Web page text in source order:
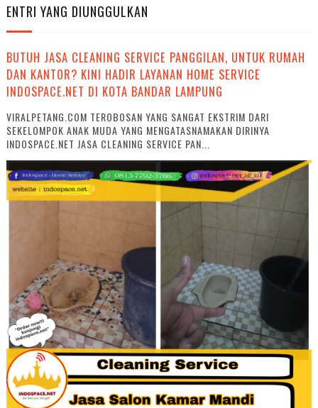
ENTRI YANG DIUNGGULKAN
BUTUH JASA CLEANING SERVICE PANGGILAN, UNTUK RUMAH
DAN KANTOR? KINI HADIR LAYANAN HOME SERVICE
INDOSPACE.NET DI KOTA BANDAR LAMPUNG
VIRALPETANG.COM TEROBOSAN YANG SANGAT EKSTRIM DARI
SEKELOMPOK ANAK MUDA YANG MENGATASNAMAKAN DIRINYA
INDOSPACE.NET JASA CLEANING SERVICE PAN...